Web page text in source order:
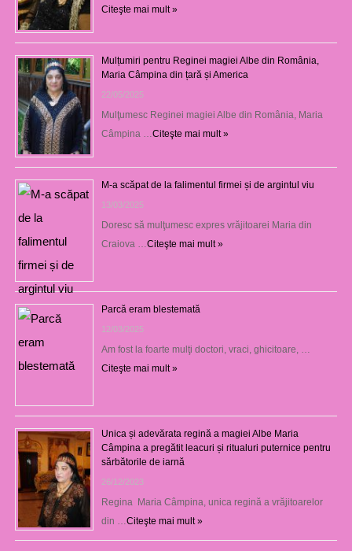
Citeşte mai mult »
Mulțumiri pentru Reginei magiei Albe din România,
Maria Câmpina din țară și America
22/05/2025
Mulţumesc Reginei magiei Albe din România, Maria
Câmpina … Citeşte mai mult »
M-a scăpat de la falimentul firmei și de argintul viu
13/03/2025
Doresc să mulţumesc expres vrăjitoarei Maria din
Craiova … Citeşte mai mult »
Parcă eram blestemată
12/03/2025
Am fost la foarte mulţi doctori, vraci, ghicitoare, …
Citeşte mai mult »
Unica și adevărata regină a magiei Albe Maria
Câmpina a pregătit leacuri și ritualuri puternice pentru
sărbătorile de iarnă
26/12/2023
Regina Maria Câmpina, unica regină a vrăjitoarelor
din … Citeşte mai mult »